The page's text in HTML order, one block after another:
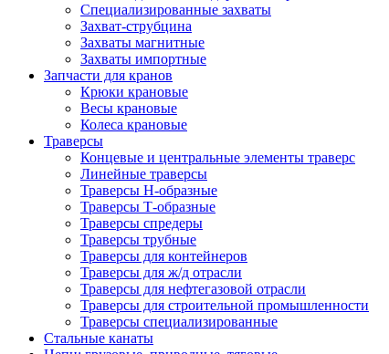
Специализированные захваты
Захват-струбцина
Захваты магнитные
Захваты импортные
Запчасти для кранов
Крюки крановые
Весы крановые
Колеса крановые
Траверсы
Концевые и центральные элементы траверс
Линейные траверсы
Траверсы Н-образные
Траверсы Т-образные
Траверсы спредеры
Траверсы трубные
Траверсы для контейнеров
Траверсы для ж/д отрасли
Траверсы для нефтегазовой отрасли
Траверсы для строительной промышленности
Траверсы специализированные
Стальные канаты